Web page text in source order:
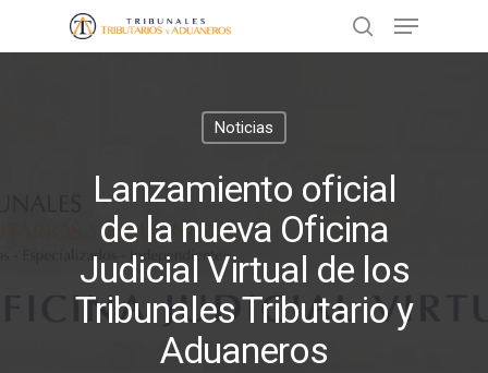
Presione ENTER para buscar o ESC
Noticias
Lanzamiento oficial
de la nueva Oficina
Judicial Virtual de los
Tribunales Tributario y
Aduaneros